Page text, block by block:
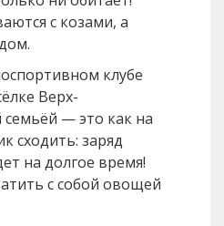
с козами, а
клубе
Верх-
— это как на
сходить: заряд
на долгое время!
с собой овощей